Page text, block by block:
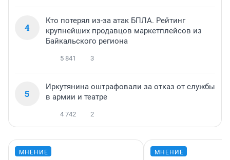
4
Кто потерял из-за атак БПЛА. Рейтинг
крупнейших продавцов маркетплейсов из
Байкальского региона
5 841 3
5
Иркутянина оштрафовали за отказ от службы
в армии и театре
4 742 2
МНЕНИЕ МНЕНИЕ